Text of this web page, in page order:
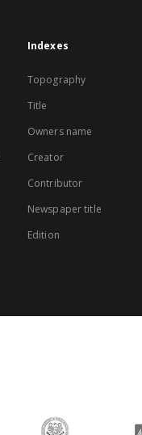
Indexes
Topography
Title
Owners name
Creator
Contributor
Newspaper title
Edition